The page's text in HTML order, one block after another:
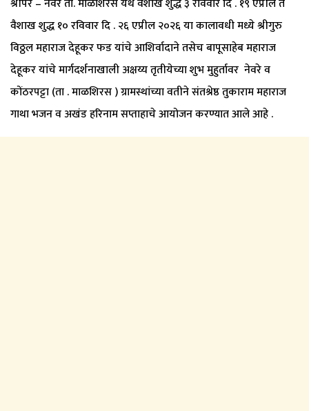
श्रीपर – नेवरे ता. माळशिरस येथे वैशाख शुद्ध ३ रविवार दि . १९ एप्रील ते
वैशाख शुद्ध १० रविवार दि . २६ एप्रील २०२६ या कालावधी मध्ये श्रीगुरु
विठ्ठल महाराज देहूकर फड यांचे आशिर्वादाने तसेच बापूसाहेब महाराज
देहूकर यांचे मार्गदर्शनाखाली अक्षय्य तृतीयेच्या शुभ मुहुर्तावर नेवरे व
कोंठरपट्टा (ता . माळशिरस ) ग्रामस्थांच्या वतीने संतश्रेष्ठ तुकाराम महाराज
गाथा भजन व अखंड हरिनाम सप्ताहाचे आयोजन करण्यात आले आहे .